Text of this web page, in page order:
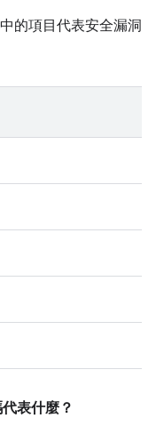
的項目代表安全漏洞
表什麼？